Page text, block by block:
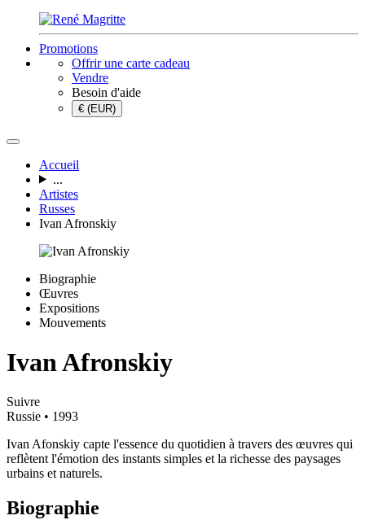
Promotions
Offrir une carte cadeau
Vendre
Besoin d'aide
€ (EUR)
Accueil
...
Artistes
Russes
Ivan Afronskiy
Biographie
Œuvres
Expositions
Mouvements
Ivan Afronskiy
Suivre
Russie • 1993
Ivan Afonskiy capte l'essence du quotidien à travers des œuvres qui
reflètent l'émotion des instants simples et la richesse des paysages
urbains et naturels.
Biographie